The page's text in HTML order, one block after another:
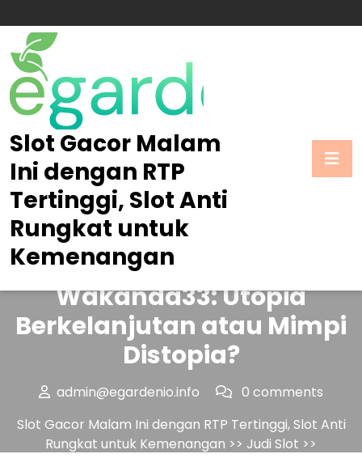
to
content
Slot Gacor Malam
Ini dengan RTP
Tertinggi, Slot Anti
Rungkat untuk
KemenanganPosted On April 11, 2026
Wakanda33: Utopia
Berkelanjutan atau Mimpi
Distopia?
admin@egardenio.info
0 comments
Slot Gacor Malam Ini dengan RTP Tertinggi, Slot Anti
Rungkat untuk Kemenangan >> Judi Slot >>